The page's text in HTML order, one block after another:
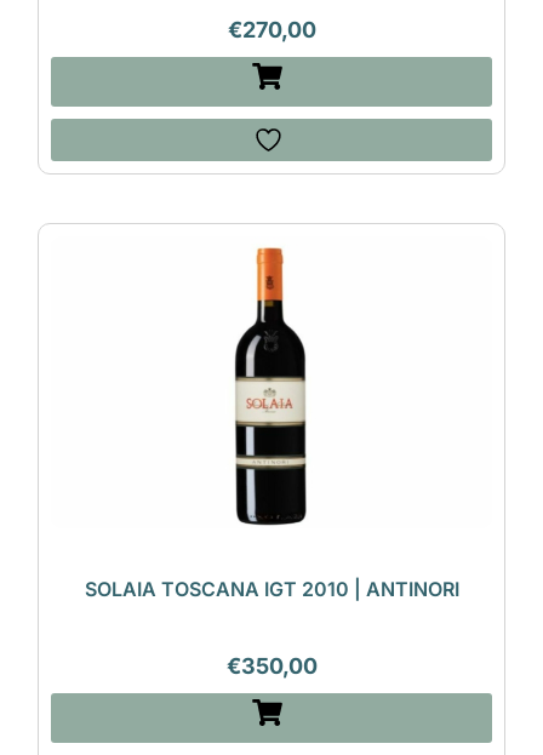
€270,00
SOLAIA TOSCANA IGT 2010 | ANTINORI
€350,00